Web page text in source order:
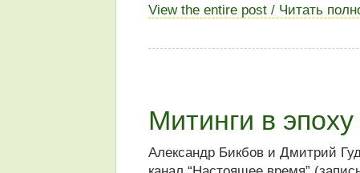
View the entire post / Читать
Митинги в
Александр Бикбов и Дмитрий